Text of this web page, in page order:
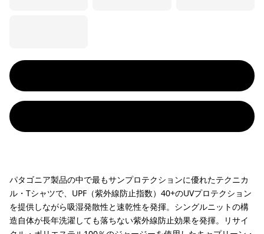
パタゴニア製品の中で最もサンプロテクションに優れたテクニカ
ル・Tシャツで、UPF（紫外線防止指数）40+のUVプロテクション
を提供しながら吸湿発散性と速乾性を発揮。シングルニットの構
造自体が長年洗濯しても落ちない紫外線防止効果を発揮。リサイ